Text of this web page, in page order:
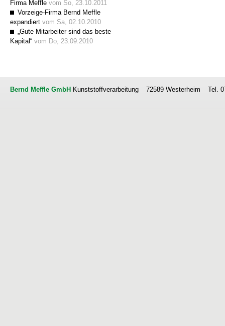
Firma Meffle vom So, 23.10.2011
Vorzeige-Firma Bernd Meffle
expandiert vom Sa, 02.10.2010
„Gute Mitarbeiter sind das beste
Kapital“ vom Do, 23.09.2010
Bernd Meffle GmbH Kunststoffverarbeitung 72589 Westerheim Tel.